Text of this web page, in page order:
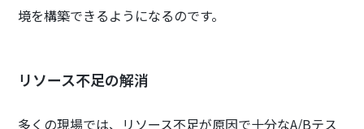
境を構築できるようになるのです。
リソース不足の解消
多くの現場では、リソース不足が原因で十分なA/Bテス